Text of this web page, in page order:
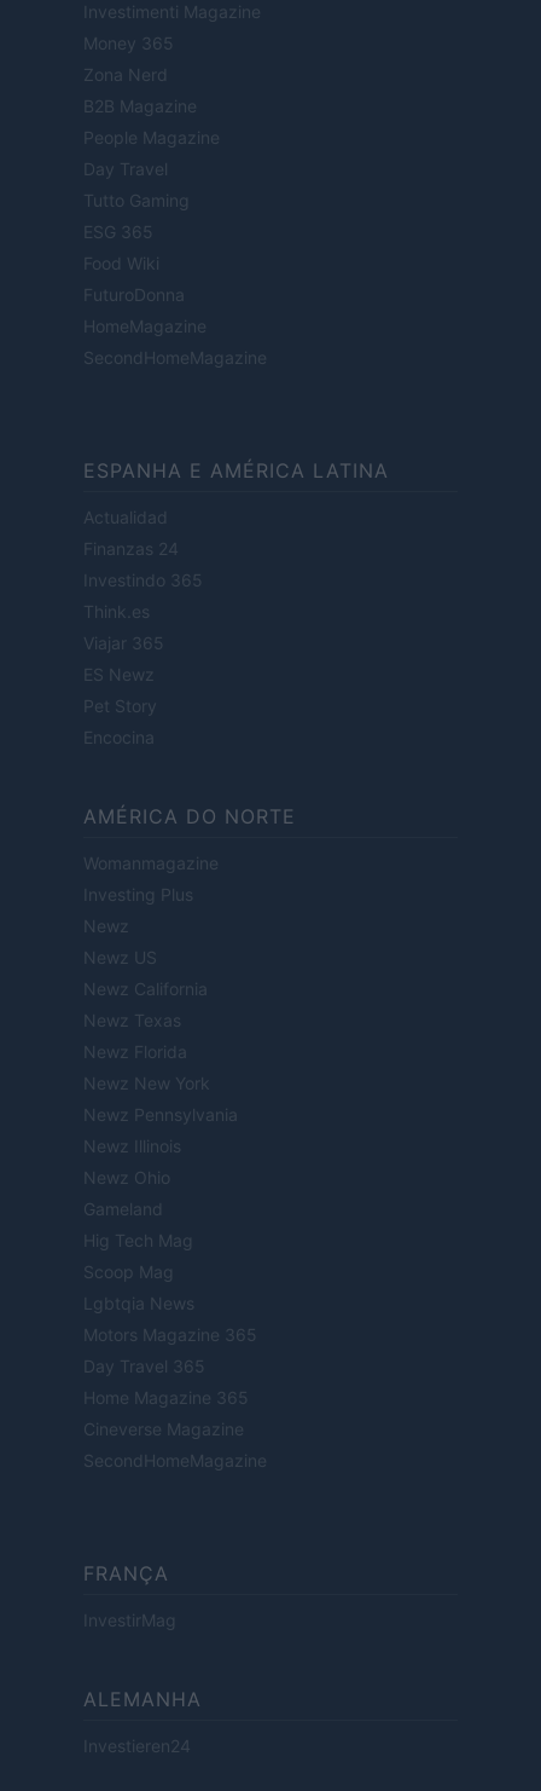
Investimenti Magazine
Money 365
Zona Nerd
B2B Magazine
People Magazine
Day Travel
Tutto Gaming
ESG 365
Food Wiki
FuturoDonna
HomeMagazine
SecondHomeMagazine
ESPANHA E AMÉRICA LATINA
Actualidad
Finanzas 24
Investindo 365
Think.es
Viajar 365
ES Newz
Pet Story
Encocina
AMÉRICA DO NORTE
Womanmagazine
Investing Plus
Newz
Newz US
Newz California
Newz Texas
Newz Florida
Newz New York
Newz Pennsylvania
Newz Illinois
Newz Ohio
Gameland
Hig Tech Mag
Scoop Mag
Lgbtqia News
Motors Magazine 365
Day Travel 365
Home Magazine 365
Cineverse Magazine
SecondHomeMagazine
FRANÇA
InvestirMag
ALEMANHA
Investieren24